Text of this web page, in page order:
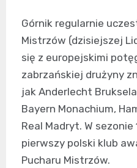
Górnik regularnie
Mistrzów (dzisiejszej
się z europejskimi
zabrzańskiej drużyny
jak Anderlecht
Bayern Monachium,
Real Madryt. W
pierwszy polski klub
Pucharu Mistrzów.